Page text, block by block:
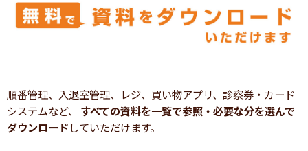
順番管理、入退室管理、レジ、買い物アプリ、診察券・カード
システムなど、 すべての資料を一覧で参照・必要な分を選んで
ダウンロードしていただけます。